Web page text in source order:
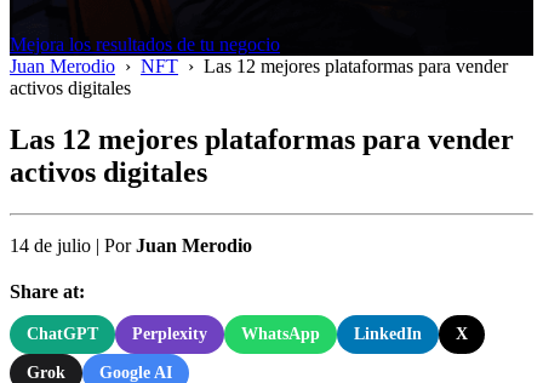
Mejora los resultados de tu negocio
Juan Merodio › NFT › Las 12 mejores plataformas para vender
activos digitales
Las 12 mejores plataformas para vender
activos digitales
14 de julio | PorJuan Merodio
Share at:
ChatGPT Perplexity WhatsApp LinkedIn X
Grok Google AI